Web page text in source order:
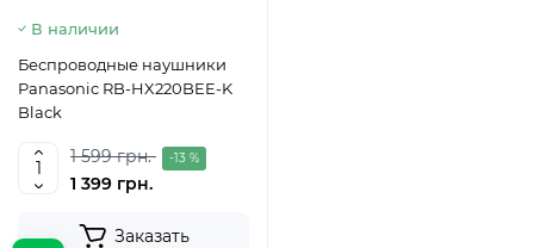
В наличии
Беспроводные наушники
Panasonic RB-HX220BEE-K
Black
1 599 грн. -13 %
1 399 грн.
Заказать